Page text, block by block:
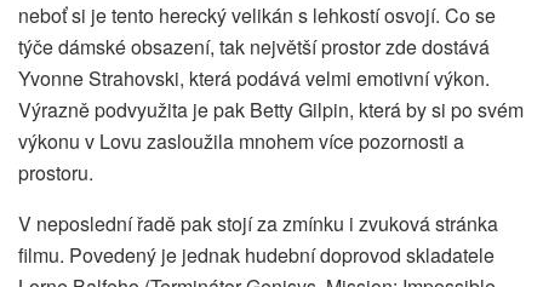
neboť si je tento herecký velikán s lehkostí osvojí. Co se
týče dámské obsazení, tak největší prostor zde dostává
Yvonne Strahovski, která podává velmi emotivní výkon.
Výrazně podvyužita je pak Betty Gilpin, která by si po svém
výkonu v Lovu zasloužila mnohem více pozornosti a
prostoru.
V neposlední řadě pak stojí za zmínku i zvuková stránka
filmu. Povedený je jednak hudební doprovod skladatele